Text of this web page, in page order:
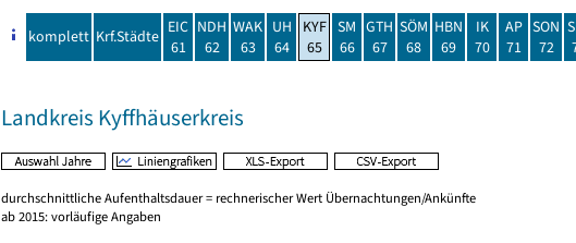
komplett Krf.Städte EIC
61
NDH
62
WAK
63
UH
64
KYF
65
SM
66
GTH
67
SÖM
68
HBN
69
IK
70
AP
71
SON
72
Landkreis Kyffhäuserkreis
durchschnittliche Aufenthaltsdauer = rechnerischer Wert Übernachtungen/Ankünfte
ab 2015: vorläufige Angaben